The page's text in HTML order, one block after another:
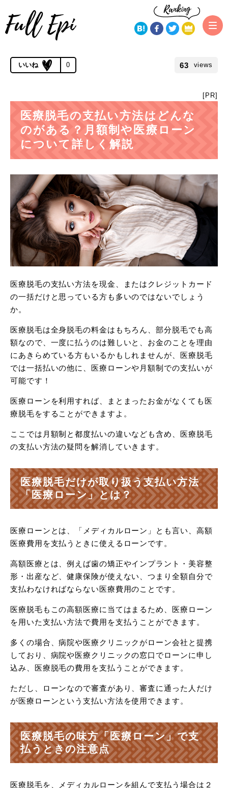
トップページ
医療脱毛の支払い方法はどんなのがある？
月額制や医療ローンについて詳しく説明！
0 63 views
[PR]
医療脱毛の支払い方法はどんな
のがある？月額制や医療ローン
について詳しく解説
医療脱毛の支払い方法を現金、またはクレジットカード
の一括だけと思っている方も多いのではないでしょう
か。
医療脱毛は全身脱毛の料金はもちろん、部分脱毛でも高
額なので、一度に払うのは難しいと、お金のことを理由
にあきらめている方もいるかもしれませんが、医療脱毛
では一括払いの他に、医療ローンや月額制での支払いが
可能です！
医療ローンを利用すれば、まとまったお金がなくても医
療脱毛をすることができますよ。
ここでは月額制と都度払いの違いなども含め、医療脱毛
の支払い方法の疑問を解消していきます。
医療脱毛だけが取り扱う支払い方法
「医療ローン」とは？
医療ローンとは、「メディカルローン」とも言い、高額
医療費用を支払うときに使えるローンです。
高額医療とは、例えば歯の矯正やインプラント・美容整
形・出産など、健康保険が使えない、つまり全額自分で
支払わなければならない医療費用のことです。
医療脱毛もこの高額医療に当てはまるため、医療ローン
を用いた支払い方法で費用を支払うことができます。
多くの場合、病院や医療クリニックがローン会社と提携
しており、病院や医療クリニックの窓口でローンに申し
込み、医療脱毛の費用を支払うことができます。
ただし、ローンなので審査があり、審査に通った人だけ
が医療ローンという支払い方法を使用できます。
医療脱毛の味方「医療ローン」で支
払うときの注意点
医療脱毛を、メディカルローンを組んで支払う場合は２